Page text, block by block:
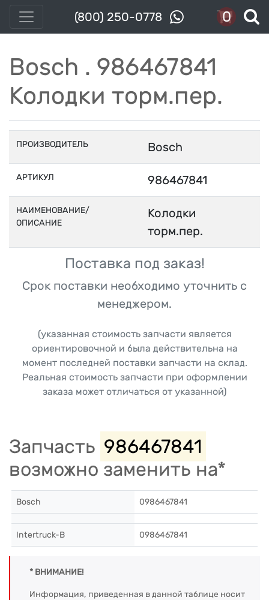
(800) 250-0778 0
Bosch . 986467841
Колодки торм.пер.
ПРОИЗВОДИТЕЛЬ Bosch
АРТИКУЛ 986467841
НАИМЕНОВАНИЕ/
ОПИСАНИЕ
Колодки
торм.пер.
Поставка под заказ!
Срок поставки необходимо уточнить с
менеджером.
(указанная стоимость запчасти является
ориентировочной и была действительна на
момент последней поставки запчасти на склад.
Реальная стоимость запчасти при оформлении
заказа может отличаться от указанной)
Запчасть 986467841
возможно заменить на*
Bosch 0986467841
Intertruck-B 0986467841
* ВНИМАНИЕ!
Информация, приведенная в данной таблице носит